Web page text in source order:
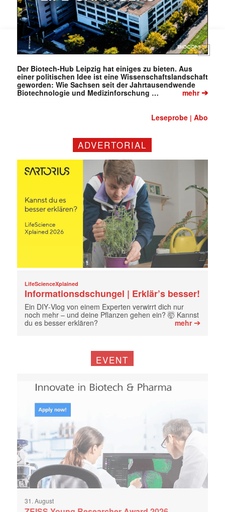
Der Biotech-Hub Leipzig hat einiges zu bieten. Aus
einer politischen Idee ist eine Wissenschaftslandschaft
geworden: Wie Sachsen seit der Jahrtausendwende
Biotechnologie und Medizinforschung …
mehr➔
Leseprobe |Abo
ADVERTORIAL
LifeScienceXplained
Informationsdschungel | Erklär’s besser!
Ein DIY‑Vlog von einem Experten verwirrt dich nur
noch mehr – und deine Pflanzen gehen ein? 🤯 Kannst
du es besser erklären?
mehr➔
EVENT
31. August